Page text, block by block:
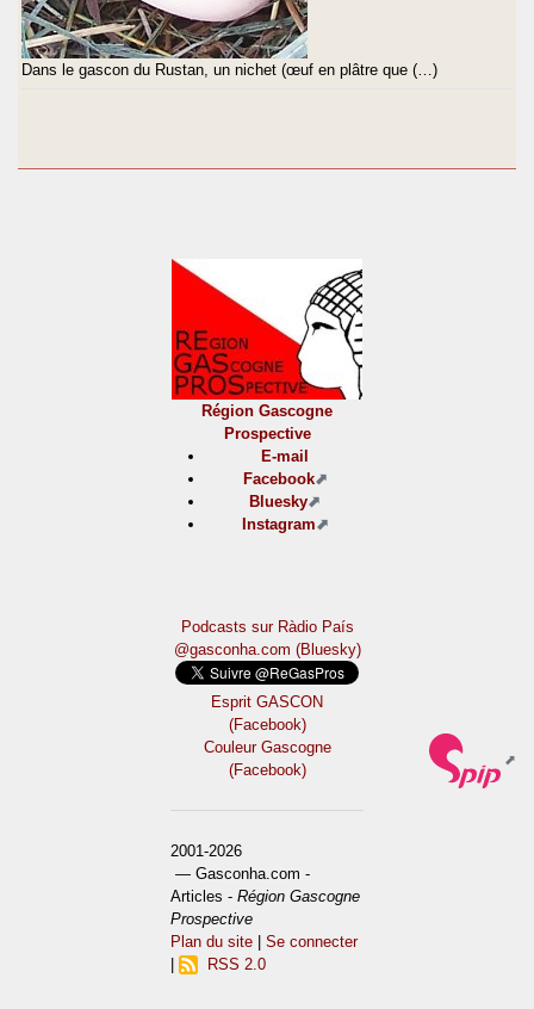
Dans le gascon du Rustan, un nichet (œuf en plâtre que (…)
Région Gascogne
Prospective
E-mail
Facebook
Bluesky
Instagram
Podcasts sur Ràdio País
@gasconha.com (Bluesky)
Esprit GASCON
(Facebook)
Couleur Gascogne
(Facebook)
2001-2026
— Gasconha.com -
Articles -Région Gascogne
Prospective
Plan du site |Se connecter
RSS 2.0